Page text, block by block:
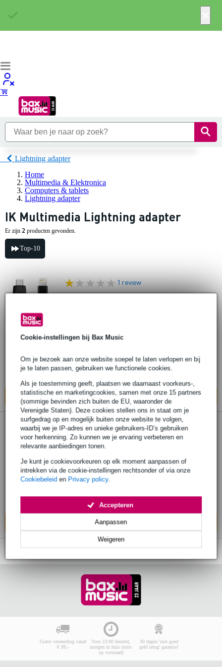
Cookie-instellingen bij Bax Music
Om je bezoek aan onze website soepel te laten verlopen en bij
je te laten passen, gebruiken we functionele cookies.
Als je toestemming geeft, plaatsen we daarnaast voorkeurs-,
statistische en marketingcookies, samen met onze 15 partners
(sommige bevinden zich buiten de EU, waaronder de
Verenigde Staten). Deze cookies stellen ons in staat om je
surfgedrag op en mogelijk buiten onze website te volgen,
waarbij we je IP-adres en unieke gebruikers-ID’s gebruiken
voor herkenning. Zo kunnen we je ervaring verbeteren en
relevante aanbiedingen tonen.
Je kunt je cookievoorkeuren op elk moment aanpassen of
intrekken via de cookie-instellingen rechtsonder of via onze
Cookiebeleid en Privacy policy.
Weigeren
Aanpassen
Accepteren
Lightning adapter
Home
Multimedia & Elektronica
Computers & tablets
Lightning adapter
IK Multimedia Lightning adapter
Er zijn 2 producten gevonden.
Top-10
1 review
Adviesprijs € 36,-
Op voorraad
Ook in
In mijn winkelwagen
1 review
IK Multimedia Lightning naar Mini-DIN
kabel voor iRig apparatuur
Adviesprijs € 55,-
Op voorraad bij de leverancier
In mijn winkelwagen
Gratis verzending vanaf
€ 99,-
Voor 23:00 besteld,
morgen in huis (mits
op voorraad)
30 dagen 'niet goed
geld terug' garantie!